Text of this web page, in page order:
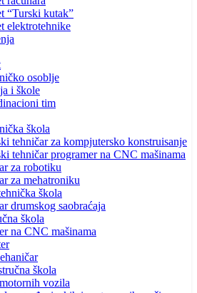
“Turski kutak”
elektrotehnike
osoblje
i škole
tim
škola
tehničar za kompjutersko konstruisanje
tehničar programer na CNC mašinama
za robotiku
za mehatroniku
škola
drumskog saobraćaja
škola
na CNC mašinama
škola
vozila